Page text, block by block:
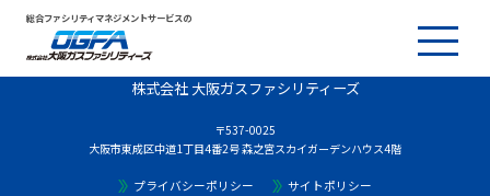
総合ファシリティマネジメントサービスの
株式会社 大阪ガスファシリティーズ
〒537-0025
大阪市東成区中道1丁目4番2号 森之宮スカイガーデンハウス4階
プライバシーポリシー サイトポリシー